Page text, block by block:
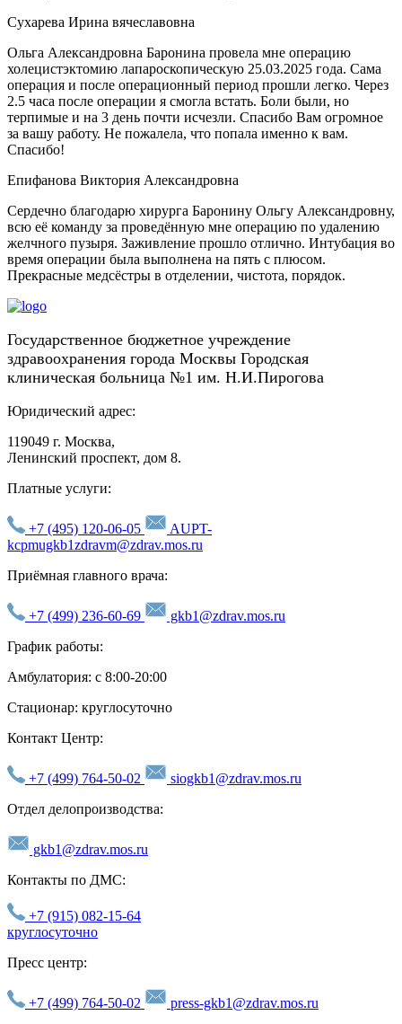
Сухарева Ирина вячеславовна
Ольга Александровна Баронина провела мне операцию
холецистэктомию лапароскопическую 25.03.2025 года. Сама
операция и после операционный период прошли легко. Через
2.5 часа после операции я смогла встать. Боли были, но
терпимые и на 3 день почти исчезли. Спасибо Вам огромное
за вашу работу. Не пожалела, что попала именно к вам.
Спасибо!
Епифанова Виктория Александровна
Сердечно благодарю хирурга Баронину Ольгу Александровну,
всю её команду за проведённую мне операцию по удалению
желчного пузыря. Заживление прошло отлично. Интубация во
время операции была выполнена на пять с плюсом.
Прекрасные медсёстры в отделении, чистота, порядок.
Государственное бюджетное учреждение
здравоохранения города Москвы Городская
клиническая больница №1 им. Н.И.Пирогова
Юридический адрес:
119049 г. Москва,
Ленинский проспект, дом 8.
Платные услуги:
+7 (495) 120-06-05
AUPT-
kcpmugkb1zdravm@zdrav.mos.ru
Приёмная главного врача:
+7 (499) 236-60-69
gkb1@zdrav.mos.ru
График работы:
Амбулатория: с 8:00-20:00
Стационар: круглосуточно
Контакт Центр:
+7 (499) 764-50-02
siogkb1@zdrav.mos.ru
Отдел делопроизводства:
gkb1@zdrav.mos.ru
Контакты по ДМС:
+7 (915) 082-15-64
круглосуточно
Пресс центр:
+7 (499) 764-50-02
press-gkb1@zdrav.mos.ru